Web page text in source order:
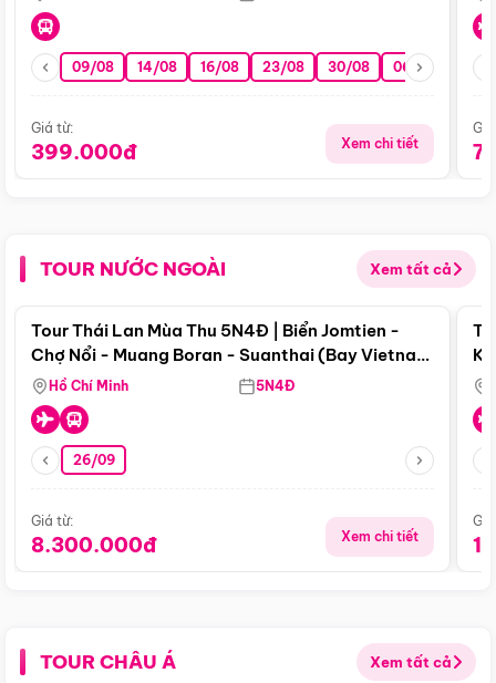
09/08 14/08 16/08 23/08 30/08 06/09 13/09
Giá từ:
399.000đ Xem chi tiết
TOUR NƯỚC NGOÀI Xem tất cả
Điểm nổi bật
Tour Thái Lan Mùa Thu 5N4Đ | Biển Jomtien -
Chợ Nổi - Muang Boran - Suanthai (Bay Vietnam
Airlines)
Hồ Chí Minh 5N4Đ
26/09
Giá từ:
8.300.000đ Xem chi tiết
TOUR CHÂU Á Xem tất cả
Điểm nổi bật